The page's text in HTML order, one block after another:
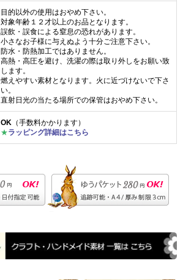
目的以外の使用はおやめ下さい。
対象年齢１２才以上のお品となります。
誤飲・誤食による窒息の恐れがあります。
小さなお子様に与えぬよう十分ご注意下さい。
防水・防熱加工ではありません。
高熱・高圧を避け、洗濯の際は取り外しをお願い致
します。
燃えやすい素材となります。火に近づけないで下さ
い。
直射日光の当たる場所での保管はおやめ下さい。
OK （手数料かかります）
★ラッピング詳細はこちら